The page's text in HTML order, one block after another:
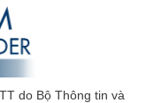
do Bộ Thông tin và